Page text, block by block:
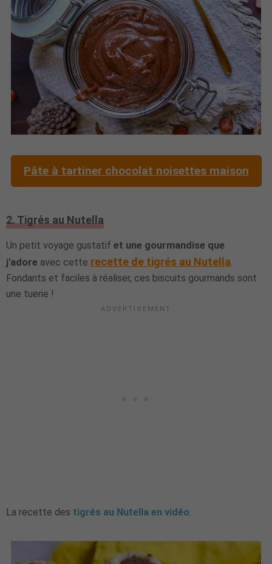
Pâte à tartiner chocolat noisettes maison
2. Tigrés au Nutella
Un petit voyage gustatif et une gourmandise que
j'adore avec cette recette de tigrés au Nutella.
Fondants et faciles à réaliser, ces biscuits gourmands sont
une tuerie !
La recette des tigrés au Nutella en vidéo.